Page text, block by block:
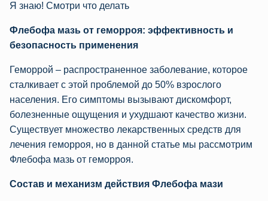
Я знаю! Смотри что делать
Флебофа мазь от геморроя: эффективность и
безопасность применения
Геморрой – распространенное заболевание, которое
сталкивает с этой проблемой до 50% взрослого
населения. Его симптомы вызывают дискомфорт,
болезненные ощущения и ухудшают качество жизни.
Существует множество лекарственных средств для
лечения геморроя, но в данной статье мы рассмотрим
Флебофа мазь от геморроя.
Состав и механизм действия Флебофа мази